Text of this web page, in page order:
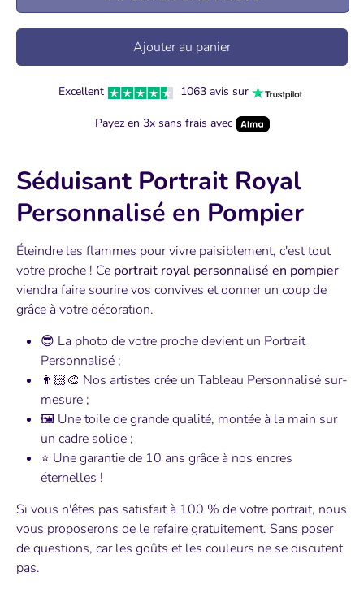
Ajouter au panier
Excellent 1063 avis sur
Payez en 3x sans frais avec
Séduisant Portrait Royal
Personnalisé en Pompier
Éteindre les flammes pour vivre paisiblement, c'est tout
votre proche ! Ce portrait royal personnalisé en pompier
viendra faire sourire vos convives et donner un coup de
grâce à votre décoration.
😎 La photo de votre proche devient un Portrait
Personnalisé ;
👨🏻‍🎨 Nos artistes crée un Tableau Personnalisé sur-
mesure ;
🖼 Une toile de grande qualité, montée à la main sur
un cadre solide ;
⭐️ Une garantie de 10 ans grâce à nos encres
éternelles !
Si vous n'êtes pas satisfait à 100 % de votre portrait, nous
vous proposerons de le refaire gratuitement. Sans poser
de questions, car les goûts et les couleurs ne se discutent
pas.